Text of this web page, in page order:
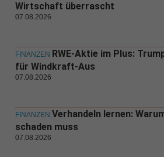
Wirtschaft überrascht
07.08.2026
FINANZEN RWE-Aktie im Plus:
für Windkraft-Aus
07.08.2026
FINANZEN Verhandeln lernen:
schaden muss
07.08.2026